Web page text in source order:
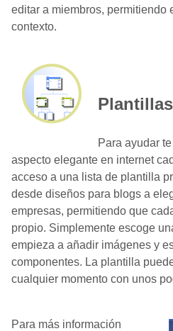
editar a miembros, permitiendo
contexto.
Plantillas
Para ayudar
aspecto elegante en internet
acceso a una lista de plantilla
desde diseños para blogs a
empresas, permitiendo que
propio. Simplemente escoge
empieza a añadir imágenes y
componentes. La plantilla
cualquier momento con unos
Para más información